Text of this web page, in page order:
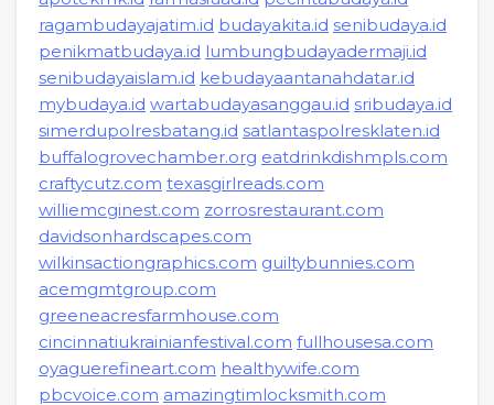
ragambudayajatim.id budayakita.id senibudaya.id
penikmatbudaya.id lumbungbudayadermaji.id
senibudayaislam.id kebudayaantanahdatar.id
mybudaya.id wartabudayasanggau.id sribudaya.id
simerdupolresbatang.id satlantaspolresklaten.id
buffalogrovechamber.org eatdrinkdishmpls.com
craftycutz.com texasgirlreads.com
williemcginest.com zorrosrestaurant.com
davidsonhardscapes.com
wilkinsactiongraphics.com guiltybunnies.com
acemgmtgroup.com
greeneacresfarmhouse.com
cincinnatiukrainianfestival.com fullhousesa.com
oyaguerefineart.com healthywife.com
pbcvoice.com amazingtimlocksmith.com